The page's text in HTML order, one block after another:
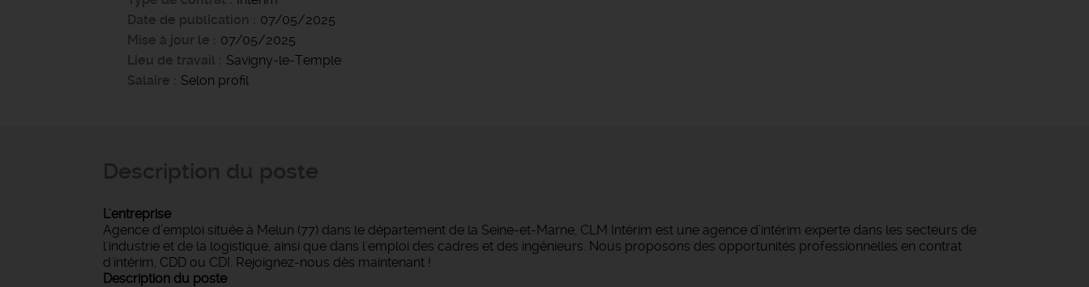
Date de publication
07/05/2025
Mise à jour le
07/05/2025
Lieu de travail
Savigny-le-Temple
Salaire
Selon profil
L'entreprise
Agence d’emploi située à Melun (77) dans le département de la Seine-et-Marne, CLM Intérim est une agence d’intérim experte dans les secteurs de
l'industrie et de la logistique, ainsi que dans l'emploi des cadres et des ingénieurs. Nous proposons des opportunités professionnelles en contrat
d'intérim, CDD ou CDI. Rejoignez-nous dès maintenant !
Description du poste